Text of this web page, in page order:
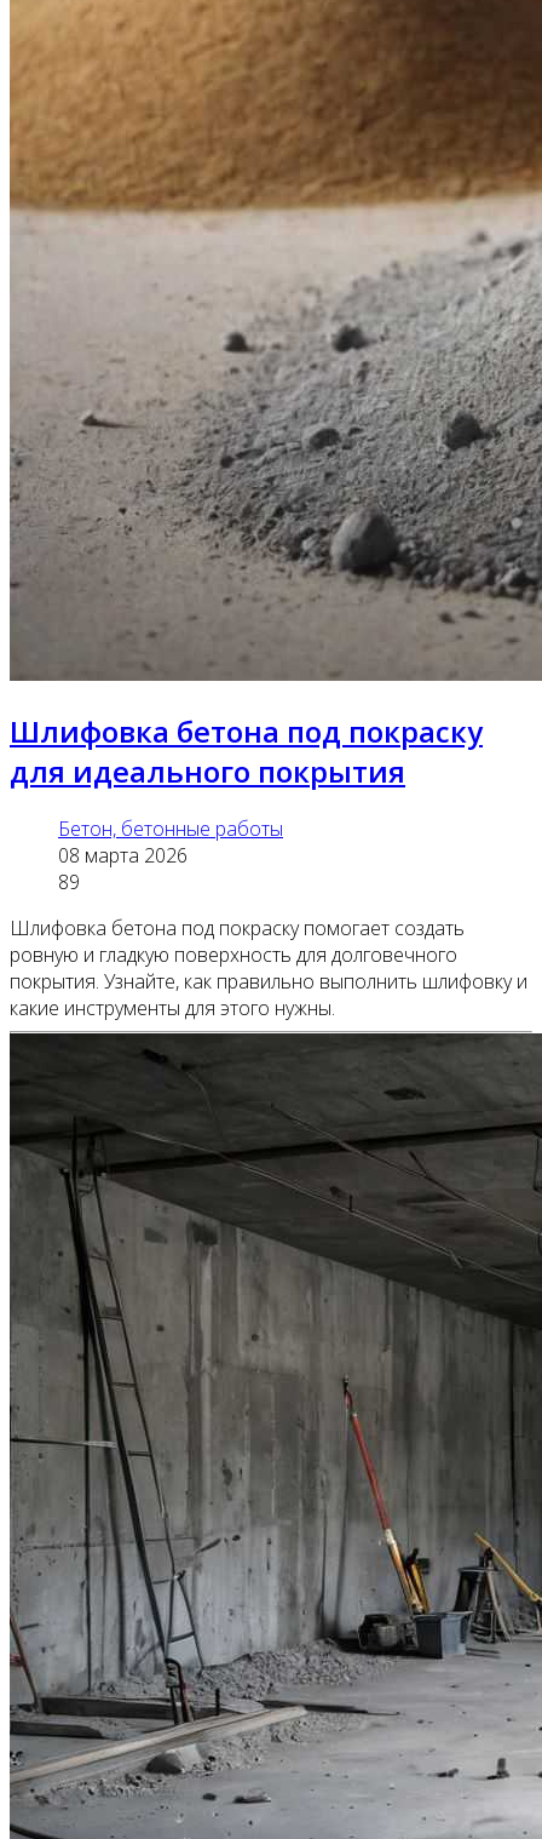
Шлифовка бетона под покраску
для идеального покрытия
Бетон, бетонные работы
08 марта 2026
89
Шлифовка бетона под покраску помогает создать
ровную и гладкую поверхность для долговечного
покрытия. Узнайте, как правильно выполнить шлифовку и
какие инструменты для этого нужны.